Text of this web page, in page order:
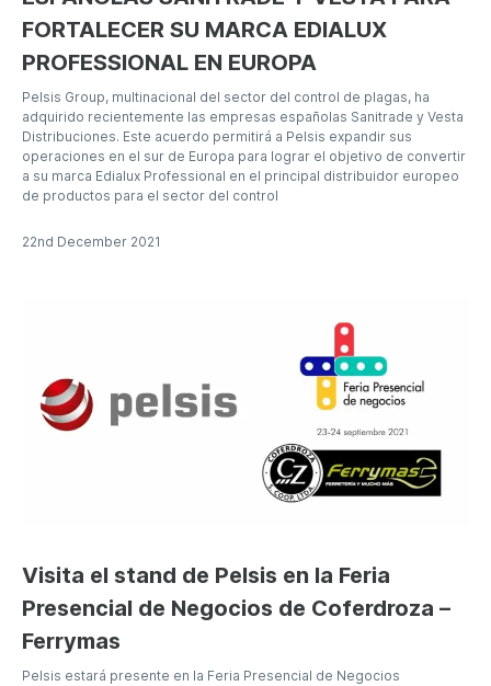
FORTALECER SU MARCA EDIALUX
PROFESSIONAL EN EUROPA
Pelsis Group, multinacional del sector del control de plagas, ha
adquirido recientemente las empresas españolas Sanitrade y Vesta
Distribuciones. Este acuerdo permitirá a Pelsis expandir sus
operaciones en el sur de Europa para lograr el objetivo de convertir
a su marca Edialux Professional en el principal distribuidor europeo
de productos para el sector del control
22nd December 2021
Visita el stand de Pelsis en la Feria
Presencial de Negocios de Coferdroza –
Ferrymas
Pelsis estará presente en la Feria Presencial de Negocios